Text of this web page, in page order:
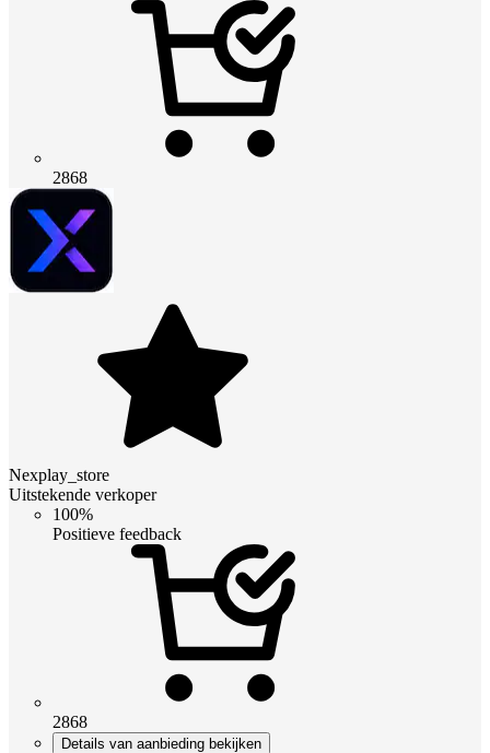
2868
Nexplay_store
Uitstekende verkoper
100%
Positieve feedback
2868
Details van aanbieding bekijken